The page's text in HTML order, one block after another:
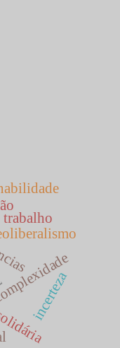
incerteza